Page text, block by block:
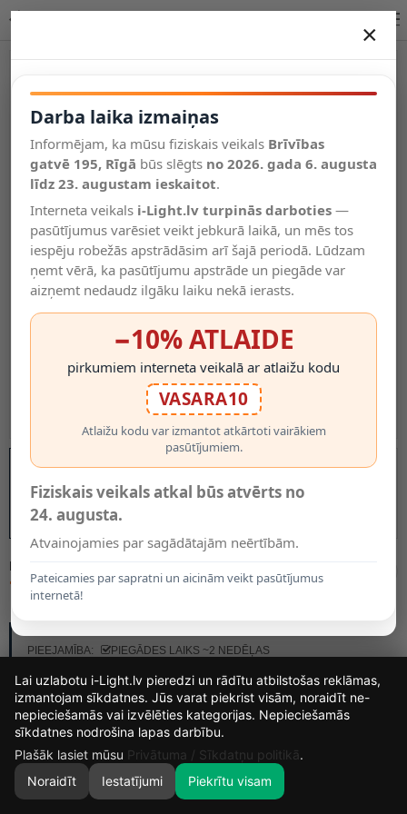
Salīdzināt
Vēlmju
saraksts
Valodas
0
MODELIS:
72.00€
PIEEJAMĪBA:
PIEGĀDES LAIKS ~2 NEDĒĻAS
×
Darba laika izmaiņas
Informējam, ka mūsu fiziskais veikals Brīvības
gatvē 195, Rīgā būs slēgts no 2026. gada 6. augusta
līdz 23. augustam ieskaitot.
Interneta veikals i-Light.lv turpinās darboties —
pasūtījumus varēsiet veikt jebkurā laikā, un mēs tos
iespēju robežās apstrādāsim arī šajā periodā. Lūdzam
ņemt vērā, ka pasūtījumu apstrāde un piegāde var
aizņemt nedaudz ilgāku laiku nekā ierasts.
−10% ATLAIDE
pirkumiem interneta veikalā ar atlaižu kodu
VASARA10
Atlaižu kodu var izmantot atkārtoti vairākiem
pasūtījumiem.
Fiziskais veikals atkal būs atvērts no
24. augusta.
Atvainojamies par sagādātajām neērtībām.
Pateicamies par sapratni un aicinām veikt pasūtījumus
internetā!
14
DIENAS
30
MIN.
41
SEK.
Lai uzlabotu i-Light.lv pieredzi un rādītu atbilstošas reklāmas,
izmantojam sīkdatnes. Jūs varat piekrist visām, noraidīt ne-
nepieciešamās vai izvēlēties kategorijas. Nepieciešamās
sīkdatnes nodrošina lapas darbību.
Plašāk lasiet mūsu Privātuma / Sīkdatņu politikā.
Noraidīt
Iestatījumi Piekrītu visam